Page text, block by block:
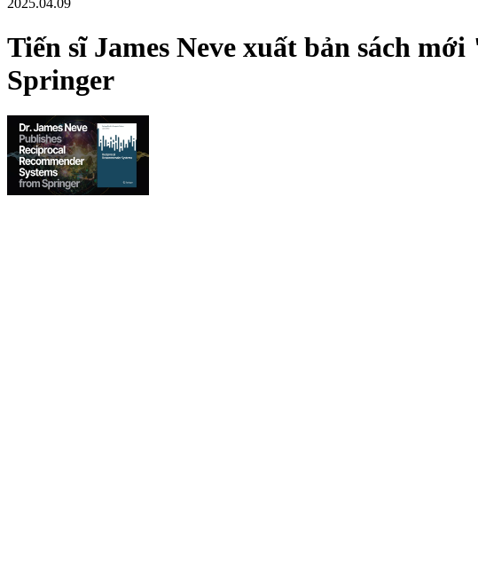
2025.04.09
Tiến sĩ James Neve xuất bản sách
Springer